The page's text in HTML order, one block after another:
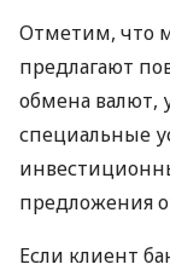
Отметим, что
предлагают
обмена валют,
специальные
предложения
Если клиент